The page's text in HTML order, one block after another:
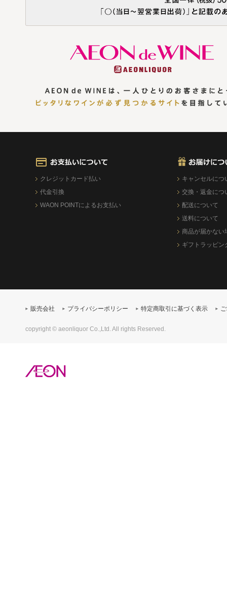
クレジットカード払い
代金引換
WAON POINTによるお支払い
キャンセルにつ
交換・返金につ
配送について
送料について
商品が届かない
ギフトラッピン
販売会社 プライバシーポリシー 特定商取引に基づく表示
copyright © aeonliquor Co.,Ltd. All rights Reserved.